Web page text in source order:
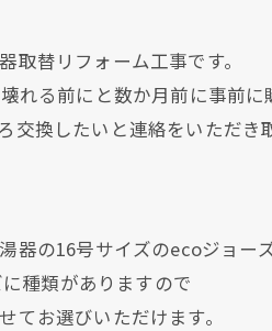
取替リフォーム工事です。
れる前にと数か月前に事前
交換したいと連絡をいただき
器の16号サイズのecoジョー
種類がありますので
てお選びいただけます。